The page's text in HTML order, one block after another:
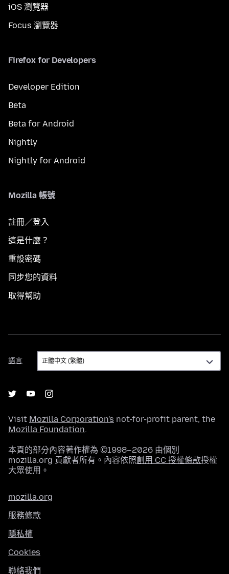
iOS 瀏覽器
Focus 瀏覽器
Firefox for Developers
Developer Edition
Beta
Beta for Android
Nightly
Nightly for Android
Mozilla 帳號
註冊／登入
這是什麼？
重設密碼
同步您的資料
取得幫助
語言
語
言
Visit Mozilla Corporation's not-for-profit parent, the
Mozilla Foundation.
本頁的部分內容著作權為 ©1998–2026 由個別
mozilla.org 貢獻者所有。內容依照創用 CC 授權條款授權
大眾使用。
mozilla.org
服務條款
隱私權
Cookies
聯絡我們